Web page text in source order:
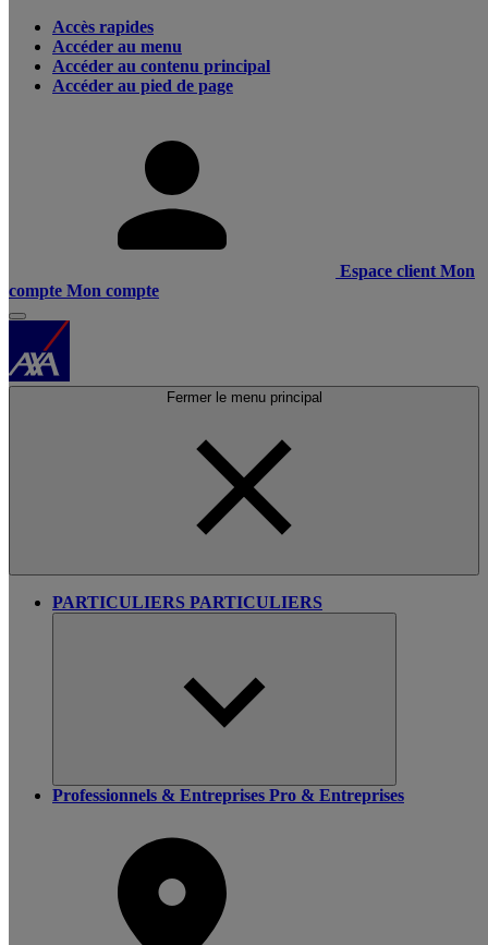
Accès rapides
Accéder au menu
Accéder au contenu principal
Accéder au pied de page
Espace client Mon
compte Mon compte
Fermer le menu principal
PARTICULIERS PARTICULIERS
Professionnels & Entreprises Pro & Entreprises